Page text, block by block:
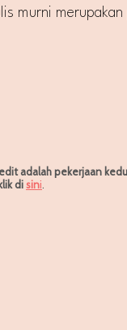
murni
adalah pekerjaan
disini